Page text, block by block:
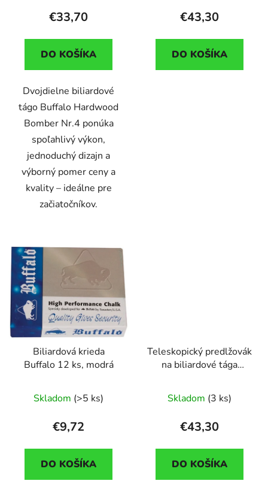
€33,70
DO KOŠÍKA
Dvojdielne biliardové
tágo Buffalo Hardwood
Bomber Nr.4 ponúka
spoľahlivý výkon,
jednoduchý dizajn a
výborný pomer ceny a
kvality – ideálne pre
začiatočníkov.
€43,30
DO KOŠÍKA
Biliardová krieda
Buffalo 12 ks, modrá
Skladom (>5 ks)
€9,72
DO KOŠÍKA
Teleskopický predlžovák
na biliardové tága
Skladom (3 ks)
€43,30
DO KOŠÍKA